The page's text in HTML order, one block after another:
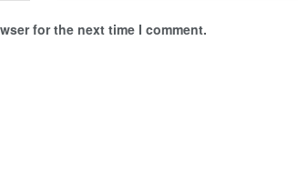
for the next time I comment.